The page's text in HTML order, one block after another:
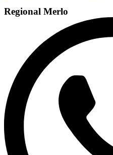
Regional Merlo